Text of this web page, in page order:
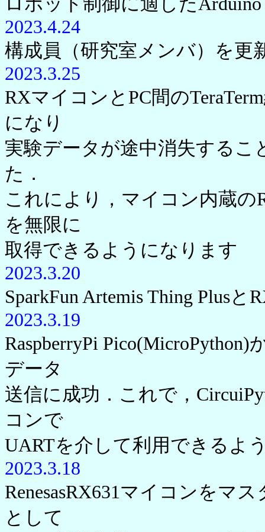
2023.4.24
構成員（研究室メンバ）を更
2023.3.25
RXマイコンとPC間の
になり
実験データが途中消失する
た．
これにより，マイコン内蔵
を無限に
取得できるようになります
2023.3.20
SparkFun Artemis Thing Plus
2023.3.19
RaspberryPi
データ
送信に成功．これで，
コンで
UARTを介して利用できるよ
2023.3.18
RenesasRX631マイコンをマ
として